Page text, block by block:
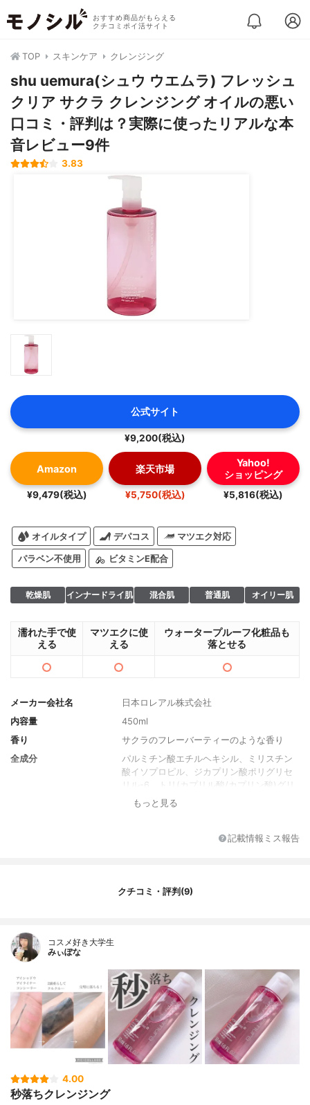
おすすめ商品がもらえる
クチコミポイ活サイト
TOP スキンケア クレンジング
shu uemura(シュウ ウエムラ) フレッシュ
クリア サクラ クレンジング オイルの悪い
口コミ・評判は？実際に使ったリアルな本
音レビュー9件
3.83
公式サイト
¥9,200(税込)
Amazon
¥9,479(税込)
楽天市場
¥5,750(税込)
Yahoo!
ショッピング
¥5,816(税込)
オイルタイプ デパコス マツエク対応
パラベン不使用 ビタミンE配合
乾燥肌 インナードライ肌 混合肌 普通肌 オイリー肌
濡れた手で使
える
マツエクに使
える
ウォータープルーフ化粧品も
落とせる
メーカー会社名
日本ロレアル株式会社
内容量
450ml
香り
サクラのフレーバーティーのような香り
全成分
パルミチン酸エチルヘキシル、ミリスチン
酸イソプロピル、ジカプリン酸ポリグリセ
リル-6、トリ(カプリル酸/カプリン酸)グリ
セリル、ジオレイン酸ポリグリセリル-10、
トロネロール、リナロール、ゲラニオー
エン酸ステアリン酸グリセリル、酒粕エキ
もっと見る
記載情報ミス報告
クチコミ・評判(9)
コスメ好き大学生
みぃぽな
4.00
秒落ちクレンジング